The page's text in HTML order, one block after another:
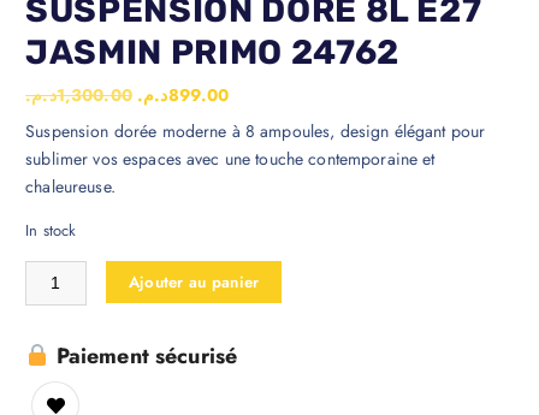
SUSPENSION DORE 8L E27
JASMIN PRIMO 24762
1,300.00د.م. 899.00د.م.
Suspension dorée moderne à 8 ampoules, design élégant pour
sublimer vos espaces avec une touche contemporaine et
chaleureuse.
In stock
Ajouter au panier
Paiement sécurisé